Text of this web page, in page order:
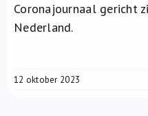
Coronajournaal gericht
Nederland.
12 oktober 2023